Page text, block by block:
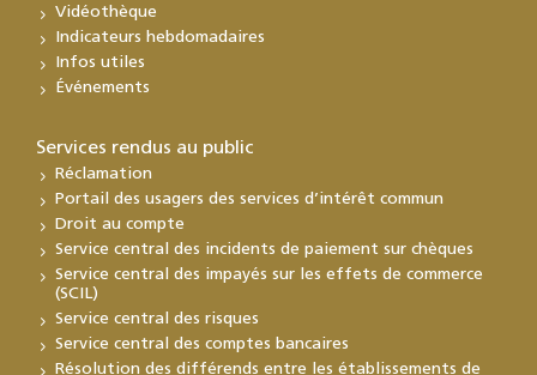
Vidéothèque
Indicateurs hebdomadaires
Infos utiles
Événements
Services rendus au public
Réclamation
Portail des usagers des services d’intérêt commun
Droit au compte
Service central des incidents de paiement sur chèques
Service central des impayés sur les effets de commerce
(SCIL)
Service central des risques
Service central des comptes bancaires
Résolution des différends entre les établissements de